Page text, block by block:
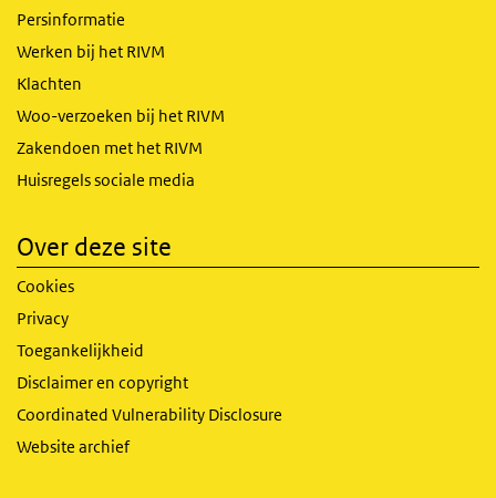
Persinformatie
Werken bij het RIVM
Klachten
Woo-verzoeken bij het RIVM
Zakendoen met het RIVM
Huisregels sociale media
Over deze site
Cookies
Privacy
Toegankelijkheid
Disclaimer en copyright
Coordinated Vulnerability Disclosure
Website archief